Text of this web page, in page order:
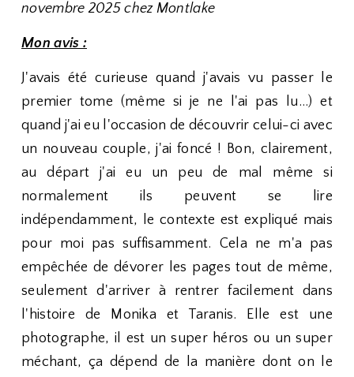
novembre 2025 chez Montlake
Mon avis :
J'avais été curieuse quand j'avais vu passer le
premier tome (même si je ne l'ai pas lu...) et
quand j'ai eu l'occasion de découvrir celui-ci avec
un nouveau couple, j'ai foncé ! Bon, clairement,
au départ j'ai eu un peu de mal même si
normalement ils peuvent se lire
indépendamment, le contexte est expliqué mais
pour moi pas suffisamment. Cela ne m'a pas
empêchée de dévorer les pages tout de même,
seulement d'arriver à rentrer facilement dans
l'histoire de Monika et Taranis. Elle est une
photographe, il est un super héros ou un super
méchant, ça dépend de la manière dont on le